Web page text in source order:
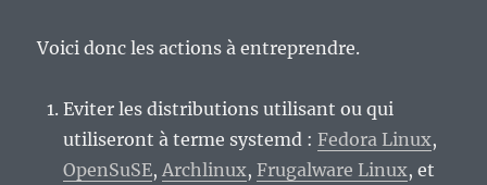
Voici donc les actions à entreprendre.
Eviter les distributions utilisant ou qui
utiliseront à terme systemd :Fedora Linux,
OpenSuSE,Archlinux,Frugalware Linux, et